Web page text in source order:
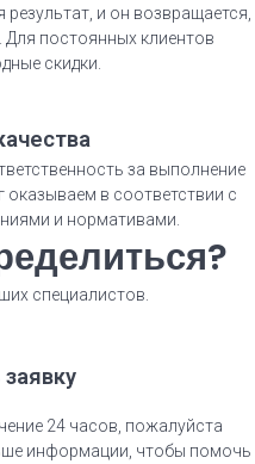
результат, и он возвращается,
Для постоянных клиентов
скидки.
за выполнение
оказываем в соответствии с
и нормативами.
специалистов.
24 часов, пожалуйста
информации, чтобы помочь